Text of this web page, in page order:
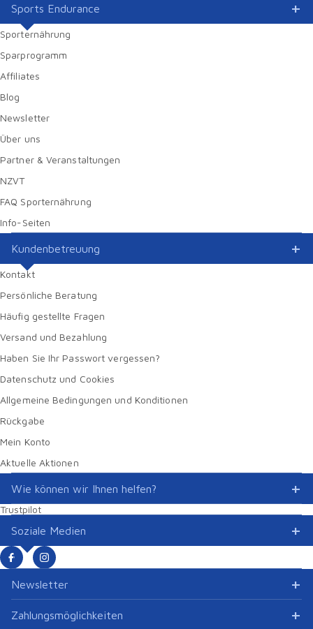
Sports Endurance
Sporternährung
Sparprogramm
Affiliates
Blog
Newsletter
Über uns
Partner & Veranstaltungen
NZVT
FAQ Sporternährung
Info-Seiten
Kundenbetreuung
Kontakt
Persönliche Beratung
Häufig gestellte Fragen
Versand und Bezahlung
Haben Sie Ihr Passwort vergessen?
Datenschutz und Cookies
Allgemeine Bedingungen und Konditionen
Rückgabe
Mein Konto
Aktuelle Aktionen
Wie können wir Ihnen helfen?
Trustpilot
Soziale Medien
Newsletter
Zahlungsmöglichkeiten